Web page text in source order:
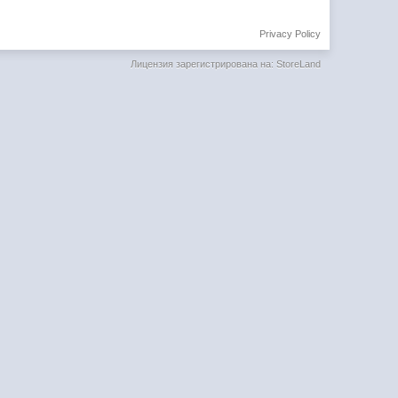
Privacy Policy
Лицензия зарегистрирована на: StoreLand